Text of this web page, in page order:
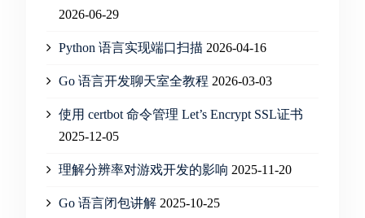
2026-06-29
Python 语言实现端口扫描 2026-04-16
Go 语言开发聊天室全教程 2026-03-03
使用 certbot 命令管理 Let’s Encrypt SSL证书
2025-12-05
理解分辨率对游戏开发的影响 2025-11-20
Go 语言闭包讲解 2025-10-25